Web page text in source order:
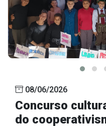
08/06/2026
Concurso
do